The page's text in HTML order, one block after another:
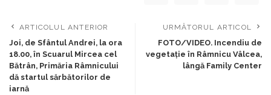
ARTICOLUL ANTERIOR
Joi, de Sfântul Andrei, la ora
18.00, în Scuarul Mircea cel
Bătrân, Primăria Râmnicului
dă startul sărbătorilor de
iarnă
URMĂTORUL ARTICOL
FOTO/VIDEO. Incendiu de
vegetație în Râmnicu Vâlcea,
lângă Family Center